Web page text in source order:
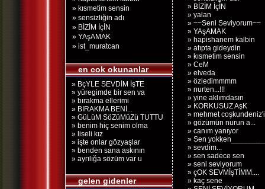
» kısmetim sensin
» sensizliğin adı
» BİZİM İçİN
» YAşAMAK
» ist_muratcan
en cok okunanlar
» BçYLE SEVDİM İşTE
» yüregimde bir sen va
» bırakma ellerimi
» BIRAKMA BENİ...
» GüLüM SöZüMüZü TUTTU
» benim hiç senim olma
» liseli kız
» işte onlar gözyaşlar
» benden sana askının
» ayrılığa sözüm var u
gelen gidenler
» BİZİM İçİN
» yalan
» ~~Seni Seviyorum~~
» YAşAMAK
» hapishanem kalbin
» atıpta gideydin
» kısmetim sensin
» CeM
» elveda
» özledimmmm
» nurten...!!!
» yine aklımdasın
» KORKUSUZ AşK
» mehmet
» gözümün nurun a...
» canım yanıyor
» Sen
» sevdim...
» sen sadece sen
» seni seviyorum
» çOK SEVMİşTİMM....
» kaç sene